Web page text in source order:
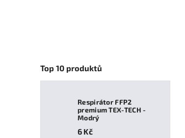
Top 10 produktů
Respirátor FFP2
premium TEX-TECH -
Modrý
6 Kč